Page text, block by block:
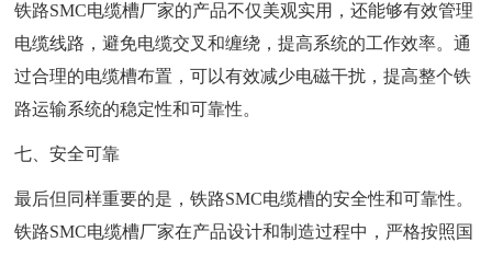
铁路SMC电缆槽厂家的产品不仅美观实用，还能够有效管理
电缆线路，避免电缆交叉和缠绕，提高系统的工作效率。通
过合理的电缆槽布置，可以有效减少电磁干扰，提高整个铁
路运输系统的稳定性和可靠性。
七、安全可靠
最后但同样重要的是，铁路SMC电缆槽的安全性和可靠性。
铁路SMC电缆槽厂家在产品设计和制造过程中，严格按照国